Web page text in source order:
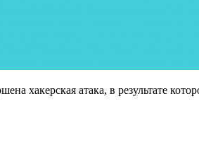
хакерская атака, в результате